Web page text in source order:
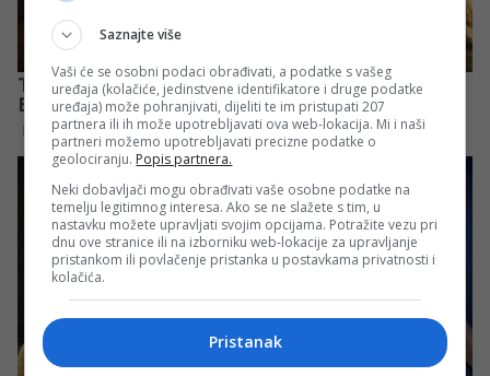
Saznajte više
Vaši će se osobni podaci obrađivati, a podatke s vašeg
uređaja (kolačiće, jedinstvene identifikatore i druge podatke
uređaja) može pohranjivati, dijeliti te im pristupati 207
partnera ili ih može upotrebljavati ova web-lokacija. Mi i naši
partneri možemo upotrebljavati precizne podatke o
geolociranju. Popis partnera.
Neki dobavljači mogu obrađivati vaše osobne podatke na
temelju legitimnog interesa. Ako se ne slažete s tim, u
nastavku možete upravljati svojim opcijama. Potražite vezu pri
dnu ove stranice ili na izborniku web-lokacije za upravljanje
pristankom ili povlačenje pristanka u postavkama privatnosti i
kolačića.
Pristanak